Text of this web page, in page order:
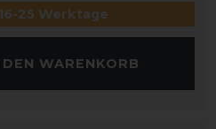
25 Werktage
DEN WARENKORB